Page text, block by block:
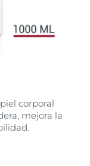
corporal
mejora la